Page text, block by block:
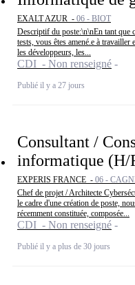
EXALT AZUR - 06 - BIOT
Descriptif du poste:\n\nEn tant que
tests, vous êtes amené.e à travailler
les développeurs, les...
CDI - Non renseigné
Publié il y a 27 jours
Consultant /
informatique (H/
EXPERIS FRANCE - 06 -
Chef de projet / Architecte
le cadre d'une création de poste,
récemment constituée, composée...
CDI - Non renseigné
Publié il y a plus de 30 jours